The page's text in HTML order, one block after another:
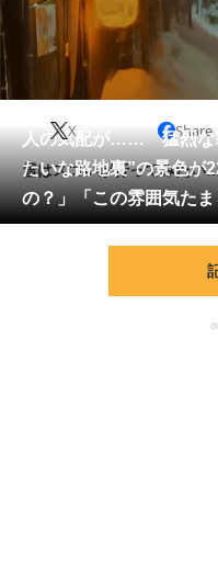
グルメ
住まい
会員記事
メディア
注目記事を集めた総合ペー
スマホと通信の最新トレン
人の気配が…… 猛烈な
たいな路地裏”の景色
の？」「この雰囲気た
X Share
雪はスゴいが行ってみた